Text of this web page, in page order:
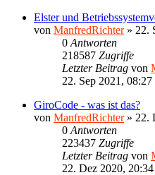
Elster und
von ManfredRichter» 22.
0 Antworten
218587 Zugriffe
Letzter Beitrag von
22. Sep 2021, 08:27
GiroCode - was ist das?
von ManfredRichter» 22.
0 Antworten
223437 Zugriffe
Letzter Beitrag von
22. Dez 2020, 20:34